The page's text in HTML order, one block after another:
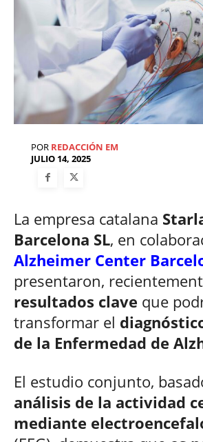
POR REDACCIÓN EM
JULIO 14, 2025
La empresa catalana
Barcelona SL, en
Alzheimer Center
presentaron,
resultados clave que
transformar el
de la Enfermedad de
El estudio conjunto,
análisis de la actividad
mediante